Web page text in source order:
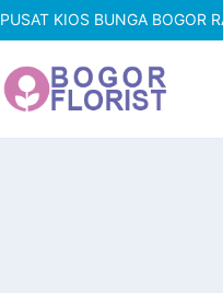
PUSAT KIOS BUNGA BOGOR